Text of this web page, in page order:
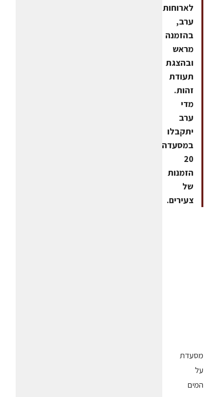
לארוחות
ערב,
בהזמנה
מראש
ובהצגת
תעודת
זהות.
מדי
ערב
יתקבלו
במסעדה
20
הזמנות
של
צעירים.
מסעדת
על
המים